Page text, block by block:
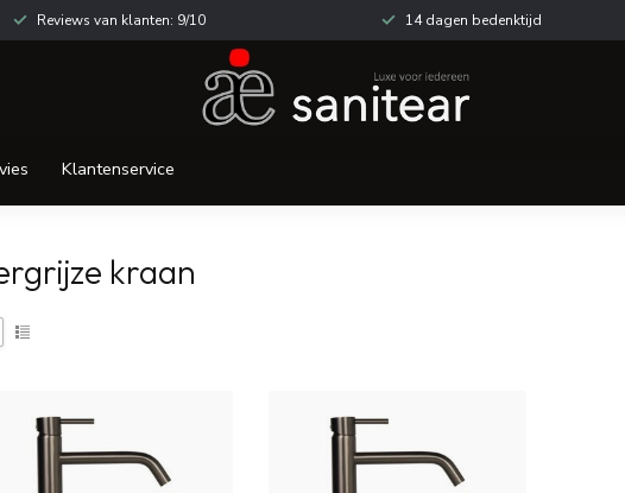
Reviews van klanten: 9/10 14 dagen bedenktijd
Klantenservice
kraan